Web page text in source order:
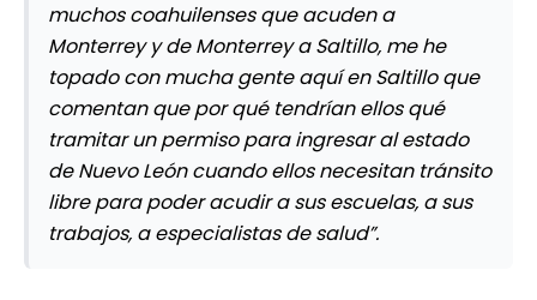
muchos coahuilenses que acuden a
Monterrey y de Monterrey a Saltillo, me he
topado con mucha gente aquí en Saltillo que
comentan que por qué tendrían ellos qué
tramitar un permiso para ingresar al estado
de Nuevo León cuando ellos necesitan tránsito
libre para poder acudir a sus escuelas, a sus
trabajos, a especialistas de salud”.